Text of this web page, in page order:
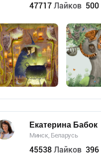
47717 Лайков 500
Екатерина Бабок
Минск, Беларусь
45538 Лайков 396